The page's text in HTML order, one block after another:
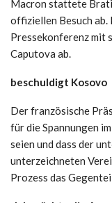
Macron stattete
offiziellen Besuch ab.
Pressekonferenz mit
Caputova ab.
beschuldigt Kosovo
Der französische
für die Spannungen
seien und dass der
unterzeichneten
Prozess das